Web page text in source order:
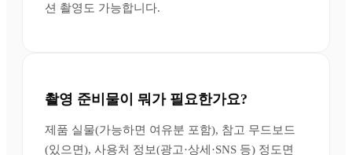
션 촬영도 가능합니다.
촬영 준비물이 뭐가 필요한가요?
제품 실물(가능하면 여유분 포함), 참고 무드보드
(있으면), 사용처 정보(광고·상세·SNS 등) 정도면